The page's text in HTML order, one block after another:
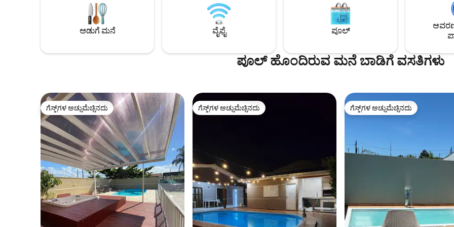
ಟಾಪ್ ಶೀಟ್, ಪಿಲ್ಲೊಕೇಸ್‌ಗಳು ಮತ್ತು ಬ್ಲಾಂಕೆಟ್
ಸೇರಿದಂತೆ ಬೆಡ್ಡಿಂಗ್ ಪ್ಯಾಕೇಜ್ ಅನ್ನು ಹೊಂದಿದ್ದೇವೆ,
ಇದರ ಬೆಲೆ ಪ್ರತಿ ಡಬಲ್ ಬೆಡ್‌ಗೆ R$100 ಮತ್ತು ಪ್ರತಿ
ಸಿಂಗಲ್ ಬೆಡ್‌ಗೆ R$80 ಆಗಿದೆ, ಇದನ್ನು ಚೆಕ್-ಇನ್
ಪಾವತಿಸಬೇಕಾಗುತ್ತದೆ.
ಸ್ಥಳದಲ್ಲಿದೆ, 24 ಗಂಟೆಗಳ ಮೇಲ್ವಿಚಾರಣೆ ಹೊಂದಿದೆ,
ಮಾರುಕಟ್ಟೆ ಮತ್ತು ಐಸ್ ಕ್ರೀಮ್ ಪಾರ್ಲರ್‌ಗೆ
ಹತ್ತಿರದಲ್ಲಿದೆ. 🐾 ಸಾಕುಪ್ರಾಣಿ ಸ್ನೇಹಿ — ನಮ್ಮ ಪುಟ್ಟ
ಮೂಲೆಯಲ್ಲಿ ಎಲ್ಲ್ಲರಿಗೂ ಸ್ವಾಗತ!
ಖಂಡಿತವಾಗಿಯೂ ಪ್ರತ್ಯೇಕ ದೃಶ್ಯವಾಗಿದೆ😍
ನಿಮ್ಮ ಕುಟುಂಬವು ಅದ್ಭುತ ದಿನಗಳನ್ನು
ಇಲ್ಲಿ ಬಳಿ! ಫೋಟೋಗಳನ್ನು ಹೊಂದಿಸಲಾಗಿದೆ/25
ಇಲ್ಹಾ ಡೊ ಮೆಲ್ ಮತ್ತು ಮರಿನಾಗಳಿಗೆ
ಅಡುಗೆ ಮನೆ ವೈಫೈ ಪೂಲ್
ಪೂಲ್ ಹೊಂದಿರುವ ಮನೆ ಬಾಡಿಗೆ ವಸತಿಗಳು
ಗೆಸ್ಟ್‌ಗಳ ಅಚ್ಚುಮೆಚ್ಚಿನದು
ಗೆಸ್ಟ್‌ಗಳ ಅಚ್ಚುಮೆಚ್ಚಿನದು ಗೆಸ್ಟ್‌ಗಳ ಅಚ್ಚುಮೆಚ್ಚಿನದು
ಗೆಸ್ಟ್‌ಗಳ ಅಚ್ಚುಮೆಚ್ಚಿನದು ಗೆಸ್ಟ್‌ಗಳ ಅಚ್ಚುಮೆಚ್ಚಿನದು
ಗೆಸ್ಟ್‌ಗಳ ಅಚ್ಚುಮೆಚ್ಚಿನದು